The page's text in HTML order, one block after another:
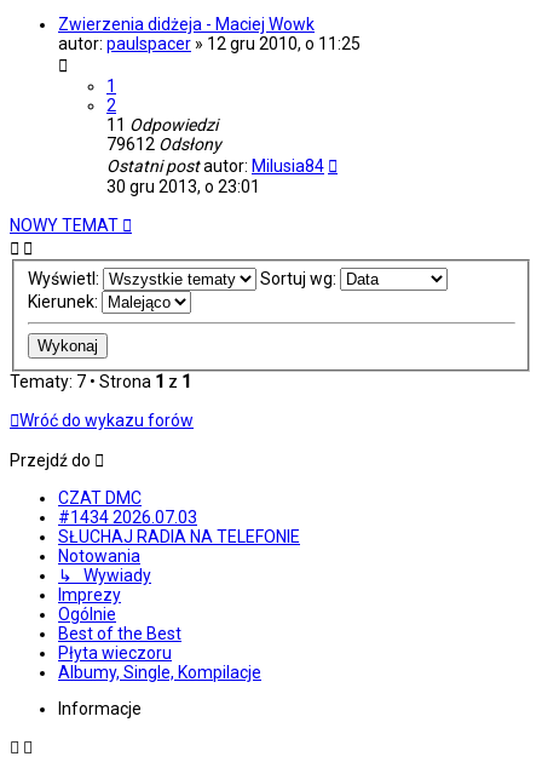
Zwierzenia didżeja - Maciej Wowk
autor: paulspacer » 12 gru 2010, o 11:25
1
2
11 Odpowiedzi
79612 Odsłony
Ostatni postautor: Milusia84
30 gru 2013, o 23:01
NOWY TEMAT
Wyświetl:
Sortuj wg:
Kierunek:
Tematy: 7 • Strona 1 z 1
Wróć do wykazu forów
Przejdź do
CZAT DMC
#1434 2026.07.03
SŁUCHAJ RADIA NA TELEFONIE
Notowania
↳ Wywiady
Imprezy
Ogólnie
Best of the Best
Płyta wieczoru
Albumy, Single, Kompilacje
Informacje